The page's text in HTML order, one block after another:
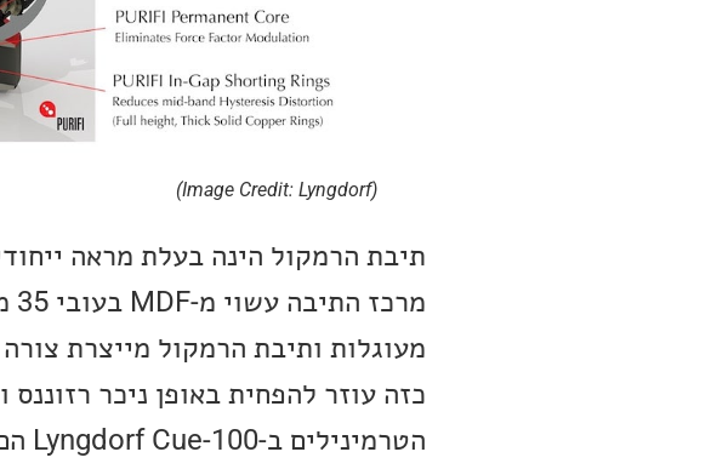
(Image Credit: Lyngdorf)
תיבת הרמקול הינה בעלת מראה
מעוגלות ותיבת הרמקול מייצרת
כזה עוזר להפחית באופן ניכר
הטרמינילים ב-Lyngdorf Cue-100 הם מוזהבים.